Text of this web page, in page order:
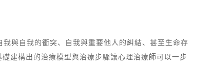
與自我的衝突、自我與重要他人的糾結、甚至生命存
建構出的治療模型與治療步驟讓心理治療師可以一步